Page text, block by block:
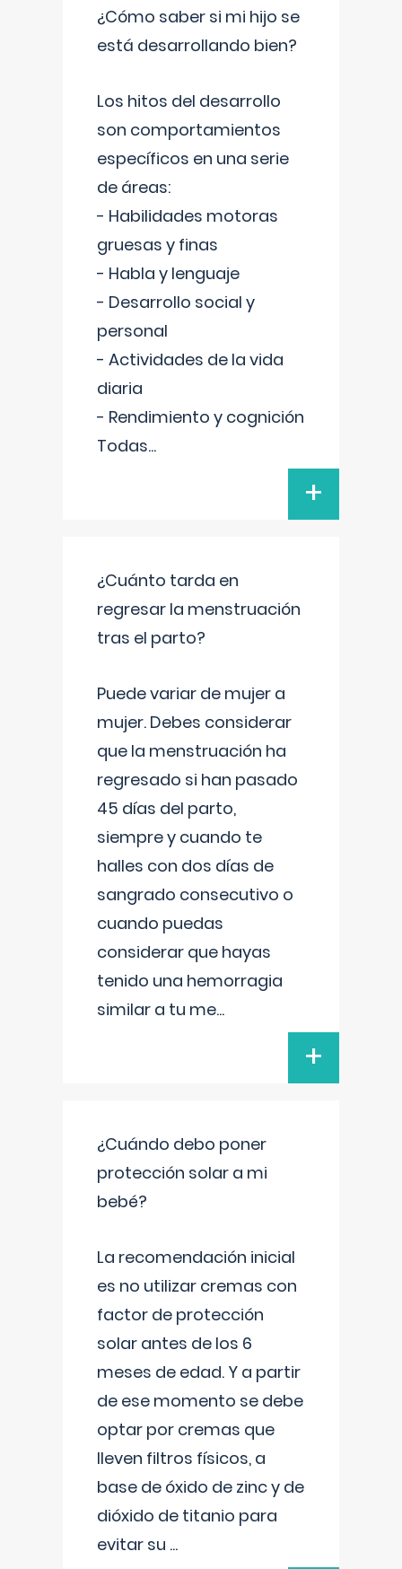
¿Cómo saber si mi hijo se
está desarrollando bien?
Los hitos del desarrollo
son comportamientos
específicos en una serie
de áreas:
- Habilidades motoras
gruesas y finas
- Habla y lenguaje
- Desarrollo social y
personal
- Actividades de la vida
diaria
- Rendimiento y cognición
Todas...
+
¿Cuánto tarda en
regresar la menstruación
tras el parto?
Puede variar de mujer a
mujer. Debes considerar
que la menstruación ha
regresado si han pasado
45 días del parto,
siempre y cuando te
halles con dos días de
sangrado consecutivo o
cuando puedas
considerar que hayas
tenido una hemorragia
similar a tu me...
+
¿Cuándo debo poner
protección solar a mi
bebé?
La recomendación inicial
es no utilizar cremas con
factor de protección
solar antes de los 6
meses de edad. Y a partir
de ese momento se debe
optar por cremas que
lleven filtros físicos, a
base de óxido de zinc y de
dióxido de titanio para
evitar su ...